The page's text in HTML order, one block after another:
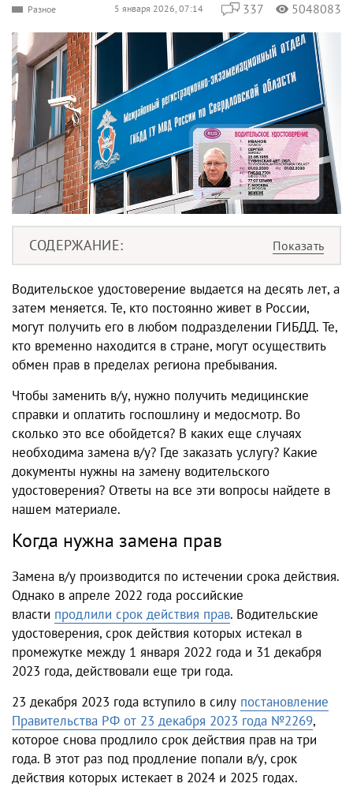
Разное 5 января 2026, 07:14 337 5048083
СОДЕРЖАНИЕ
Водительское удостоверение выдается на десять лет, а
затем меняется. Те, кто постоянно живет в России,
могут получить его в любом подразделении ГИБДД. Те,
кто временно находится в стране, могут осуществить
обмен прав в пределах региона пребывания.
Чтобы заменить в/у, нужно получить медицинские
справки и оплатить госпошлину и медосмотр. Во
сколько это все обойдется? В каких еще случаях
необходима замена в/у? Где заказать услугу? Какие
документы нужны на замену водительского
удостоверения? Ответы на все эти вопросы найдете в
нашем материале.
Когда нужна замена прав
Замена в/у производится по истечении срока действия.
Однако в апреле 2022 года российские
власти продлили срок действия прав. Водительские
удостоверения, срок действия которых истекал в
промежутке между 1 января 2022 года и 31 декабря
2023 года, действовали еще три года.
23 декабря 2023 года вступило в силу постановление
Правительства РФ от 23 декабря 2023 года №2269,
которое снова продлило срок действия прав на три
года. В этот раз под продление попали в/у, срок
действия которых истекает в 2024 и 2025 годах.